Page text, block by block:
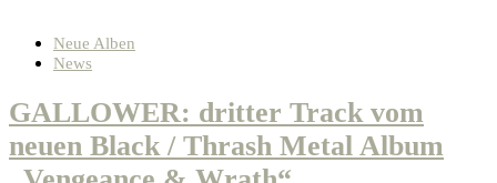
Neue Alben
News
GALLOWER: dritter Track vom
neuen Black / Thrash Metal Album